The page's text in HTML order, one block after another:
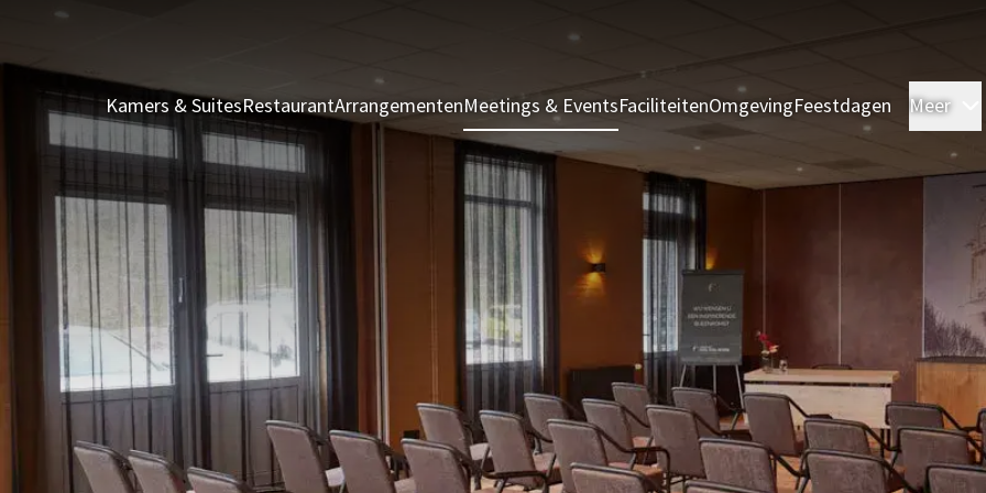
Kamers & SuitesRestaurantArrangementenMeetings & EventsFaciliteitenOmgevingFeestdagen Meer